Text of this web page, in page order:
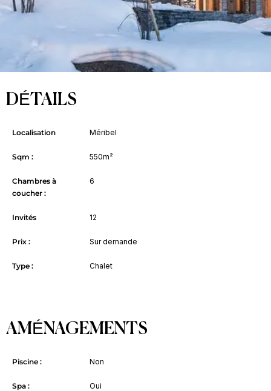
DÉTAILS
Localisation Méribel
Sqm : 550m²
Chambres à
coucher :
6
Invités 12
Prix : Sur demande
Type : Chalet
AMÉNAGEMENTS
Piscine : Non
Spa : Oui